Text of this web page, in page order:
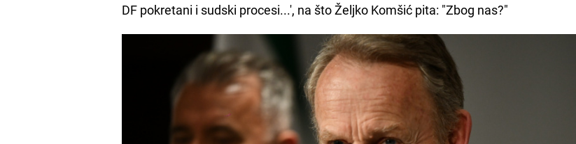
DF pokretani i sudski procesi...', na što Željko Komšić pita: "Zbog nas?"